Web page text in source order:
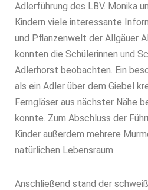
Adlerführung des LBV. Monika
Kindern viele interessante
und Pflanzenwelt der Allgäuer
konnten die Schülerinnen und
Adlerhorst beobachten. Ein
als ein Adler über dem Giebel
Ferngläser aus nächster Nähe
konnte. Zum Abschluss der
Kinder außerdem mehrere
natürlichen Lebensraum.
Anschließend stand der